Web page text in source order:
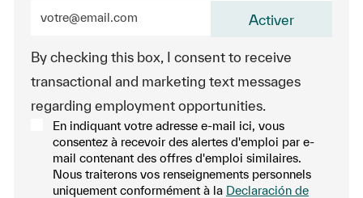
By checking this box, I consent to receive
transactional and marketing text messages
regarding employment opportunities.
En indiquant votre adresse e-mail ici, vous
consentez à recevoir des alertes d'emploi par e-
mail contenant des offres d'emploi similaires.
Nous traiterons vos renseignements personnels
uniquement conformément à la Declaración de
Activer